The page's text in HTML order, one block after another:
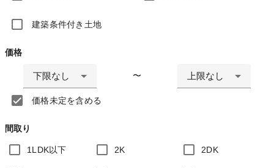
建築条件付き土地
価格
下限なし 〜 上限なし
価格未定を含める
間取り
1LDK以下 2K 2DK